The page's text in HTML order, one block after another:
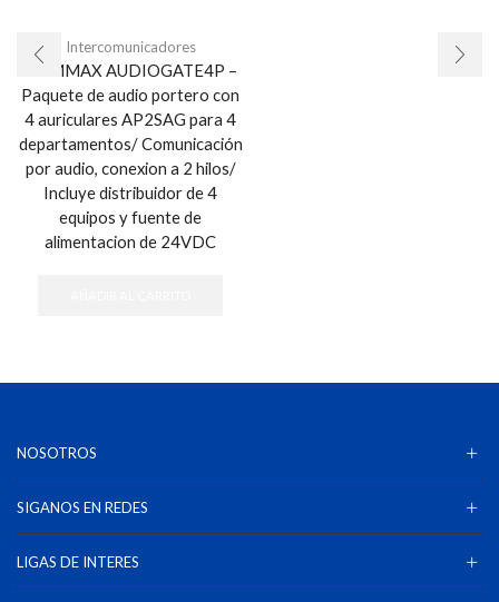
Intercomunicadores
COMMAX AUDIOGATE4P –
Paquete de audio portero con
4 auriculares AP2SAG para 4
departamentos/ Comunicación
por audio, conexion a 2 hilos/
Incluye distribuidor de 4
equipos y fuente de
alimentacion de 24VDC
NOSOTROS
SIGANOS EN REDES
LIGAS DE INTERES